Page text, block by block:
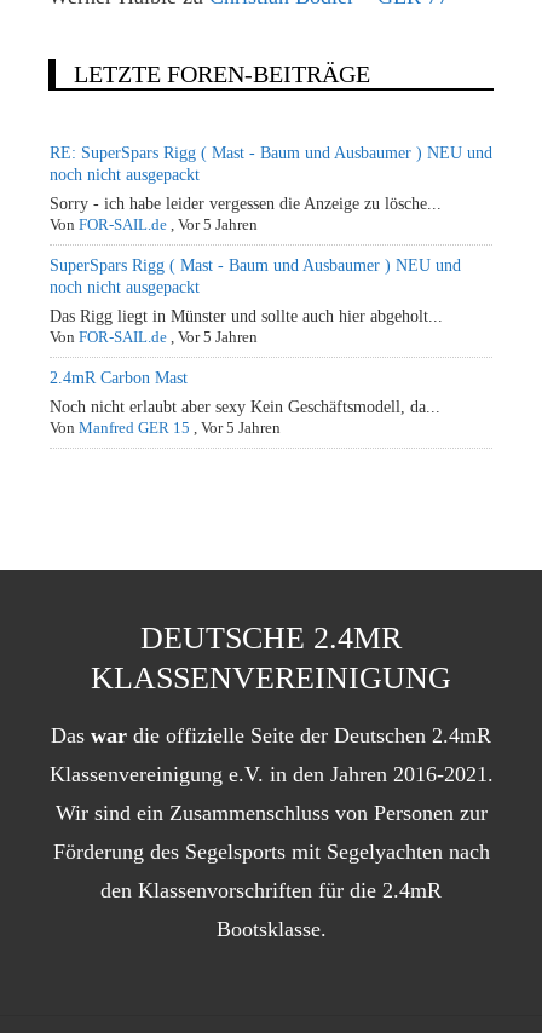
LETZTE FOREN-BEITRÄGE
RE: SuperSpars Rigg ( Mast - Baum und Ausbaumer ) NEU und
noch nicht ausgepackt
Sorry - ich habe leider vergessen die Anzeige zu lösche...
Von FOR-SAIL.de , Vor 5 Jahren
SuperSpars Rigg ( Mast - Baum und Ausbaumer ) NEU und
noch nicht ausgepackt
Das Rigg liegt in Münster und sollte auch hier abgeholt...
Von FOR-SAIL.de , Vor 5 Jahren
2.4mR Carbon Mast
Noch nicht erlaubt aber sexy Kein Geschäftsmodell, da...
Von Manfred GER 15 , Vor 5 Jahren
DEUTSCHE 2.4MR
KLASSENVEREINIGUNG
Das war die offizielle Seite der Deutschen 2.4mR
Klassenvereinigung e.V. in den Jahren 2016-2021.
Wir sind ein Zusammenschluss von Personen zur
Förderung des Segelsports mit Segelyachten nach
den Klassenvorschriften für die 2.4mR
Bootsklasse.